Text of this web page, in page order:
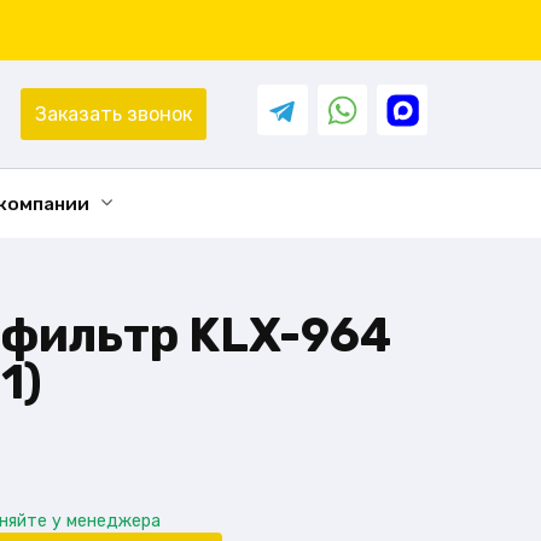
Заказать звонок
KLX-964
у менеджера